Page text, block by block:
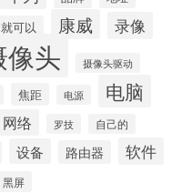
就可以 康威 录像
像头 摄像头驱动
焦距 电源 电脑
网络 罗技 自己的
设备 路由器
软件
黑屏